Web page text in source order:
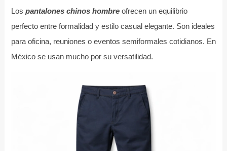
Los pantalones chinos hombreofrecen un equilibrio
perfecto entre formalidad y estilo casual elegante. Son ideales
para oficina, reuniones o eventos semiformales cotidianos. En
México se usan mucho por su versatilidad.